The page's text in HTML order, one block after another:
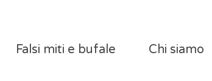
Falsi miti e bufale Chi siamo